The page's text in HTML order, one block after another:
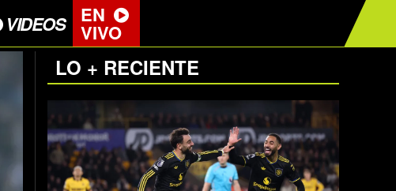
VIDEOS EN
VIVO
LO + RECIENTE